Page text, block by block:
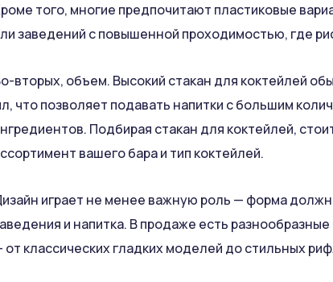
того, многие предпочитают пластиковые
заведений с повышенной проходимостью, где
вторых, объем. Высокий стакан для коктейлей
что позволяет подавать напитки с большим
Подбирая стакан для коктейлей,
вашего бара и тип коктейлей.
играет не менее важную роль — форма
и напитка. В продаже есть
от классических гладких моделей до стильных